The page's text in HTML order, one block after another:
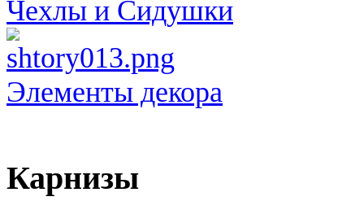
Чехлы и Сидушки
Элементы декора
Карнизы